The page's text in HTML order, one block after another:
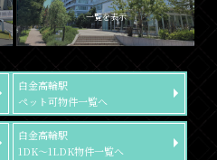
一覧を表示
白金高輪駅
ペット可物件一覧へ
白金高輪駅
1DK～1LDK物件一覧へ